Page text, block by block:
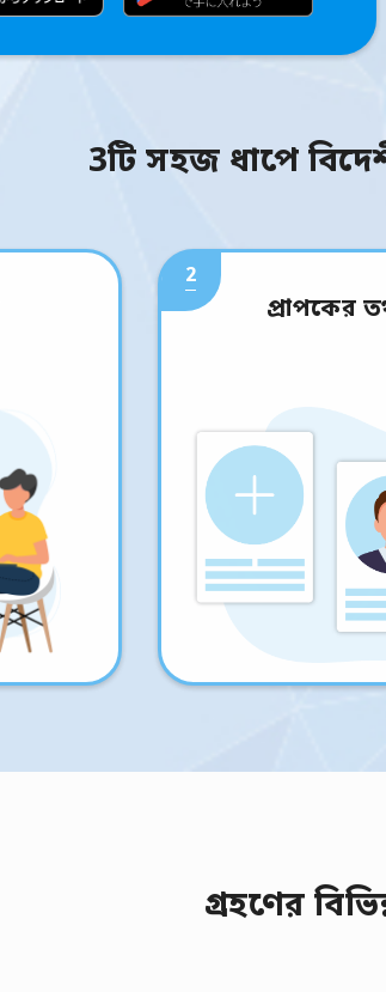
3টি সহজ ধাপে
2
প্রাপকের
গ্রহণের